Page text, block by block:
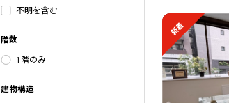
新着
不明を含む
階数
1階のみ
建物構造